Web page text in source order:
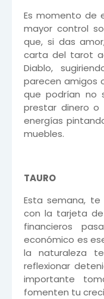
Es momento de
mayor control
que, si das
carta del tarot
Diablo,
parecen amigos
que podrían no
prestar dinero o
energías
muebles.
TAURO
Esta semana,
con la tarjeta
financieros
económico es
la naturaleza
reflexionar
importante
fomenten tu